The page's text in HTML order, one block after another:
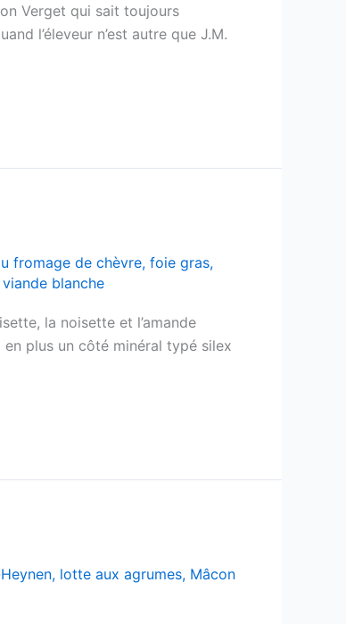
Verget qui sait toujours
l’éleveur n’est autre que J.M.
fromage de chèvre, foie gras,
viande blanche
la noisette et l’amande
plus un côté minéral typé silex
, lotte aux agrumes, Mâcon